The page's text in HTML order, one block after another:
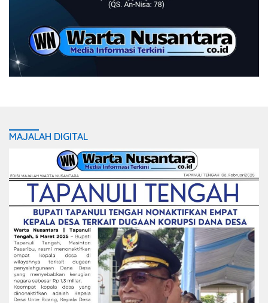
MAJALAH DIGITAL